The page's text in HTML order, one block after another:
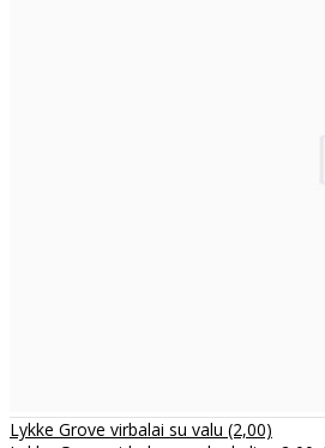
Lykke Grove virbalai su valu (2,00)